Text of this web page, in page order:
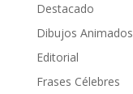
Destacado
Dibujos Animados
Editorial
Frases Célebres